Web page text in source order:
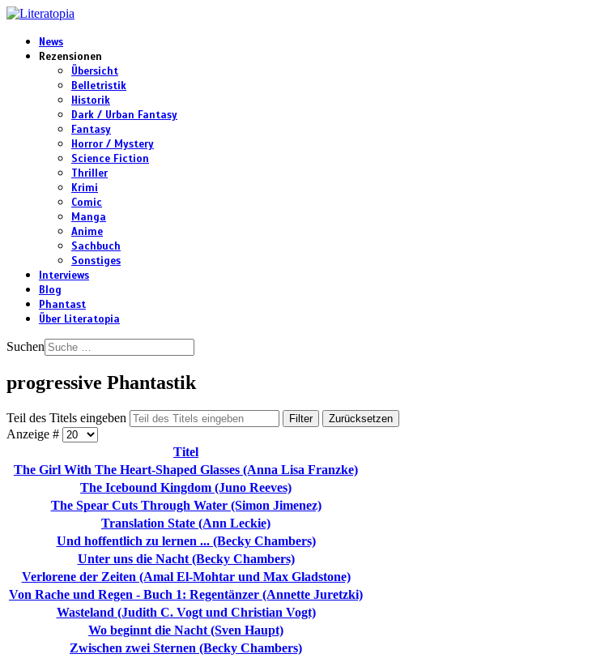
News
Rezensionen
Übersicht
Belletristik
Historik
Dark / Urban Fantasy
Fantasy
Horror / Mystery
Science Fiction
Thriller
Krimi
Comic
Manga
Anime
Sachbuch
Sonstiges
Interviews
Blog
Phantast
Über Literatopia
Suchen
progressive Phantastik
Teil des Titels eingeben Filter Zurücksetzen
Anzeige #
Titel
The Girl With The Heart-Shaped Glasses (Anna Lisa Franzke)
The Icebound Kingdom (Juno Reeves)
The Spear Cuts Through Water (Simon Jimenez)
Translation State (Ann Leckie)
Und hoffentlich zu lernen ... (Becky Chambers)
Unter uns die Nacht (Becky Chambers)
Verlorene der Zeiten (Amal El-Mohtar und Max Gladstone)
Von Rache und Regen - Buch 1: Regentänzer (Annette Juretzki)
Wasteland (Judith C. Vogt und Christian Vogt)
Wo beginnt die Nacht (Sven Haupt)
Zwischen zwei Sternen (Becky Chambers)